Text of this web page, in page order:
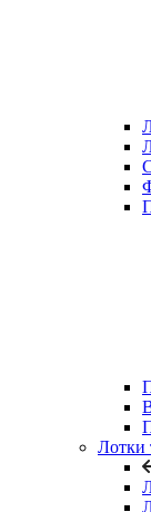
Лотки